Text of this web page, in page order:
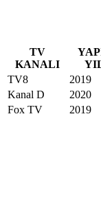
TV
KANALI
TV8
2019
Kanal D
2020
Fox TV 2019